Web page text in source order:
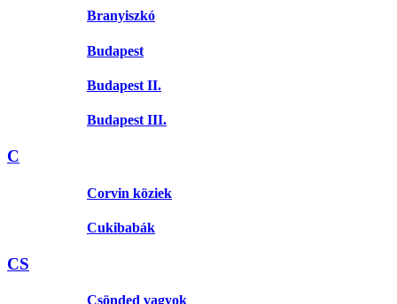
Branyiszkó
Budapest
Budapest II.
Budapest III.
C
Corvin köziek
Cukibabák
CS
Csönded vagyok